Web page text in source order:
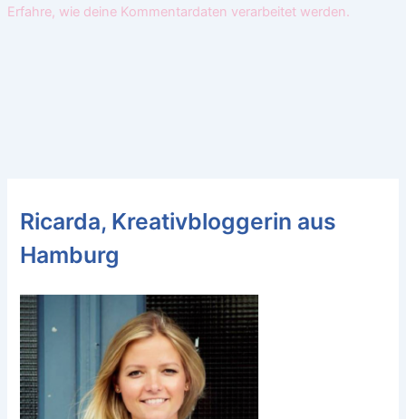
Erfahre, wie deine Kommentardaten verarbeitet werden.
Ricarda, Kreativbloggerin aus
Hamburg